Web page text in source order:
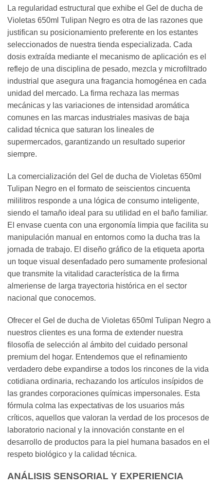
La regularidad estructural que exhibe el Gel de ducha de
Violetas 650ml Tulipan Negro es otra de las razones que
justifican su posicionamiento preferente en los estantes
seleccionados de nuestra tienda especializada. Cada
dosis extraída mediante el mecanismo de aplicación es el
reflejo de una disciplina de pesado, mezcla y microfiltrado
industrial que asegura una fragancia homogénea en cada
unidad del mercado. La firma rechaza las mermas
mecánicas y las variaciones de intensidad aromática
comunes en las marcas industriales masivas de baja
calidad técnica que saturan los lineales de
supermercados, garantizando un resultado superior
siempre.
La comercialización del Gel de ducha de Violetas 650ml
Tulipan Negro en el formato de seiscientos cincuenta
mililitros responde a una lógica de consumo inteligente,
siendo el tamaño ideal para su utilidad en el baño familiar.
El envase cuenta con una ergonomía limpia que facilita su
manipulación manual en entornos como la ducha tras la
jornada de trabajo. El diseño gráfico de la etiqueta aporta
un toque visual desenfadado pero sumamente profesional
que transmite la vitalidad característica de la firma
almeriense de larga trayectoria histórica en el sector
nacional que conocemos.
Ofrecer el Gel de ducha de Violetas 650ml Tulipan Negro a
nuestros clientes es una forma de extender nuestra
filosofía de selección al ámbito del cuidado personal
premium del hogar. Entendemos que el refinamiento
verdadero debe expandirse a todos los rincones de la vida
cotidiana ordinaria, rechazando los artículos insípidos de
las grandes corporaciones químicas impersonales. Esta
fórmula colma las expectativas de los usuarios más
críticos, aquellos que valoran la verdad de los procesos de
laboratorio nacional y la innovación constante en el
desarrollo de productos para la piel humana basados en el
respeto biológico y la calidad técnica.
ANÁLISIS SENSORIAL Y EXPERIENCIA